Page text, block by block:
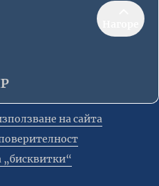
на сайта
„бисквитки“